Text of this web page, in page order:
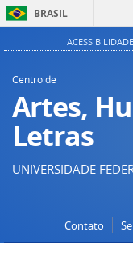
BRASIL
ACESSIBILIDADE
Centro de
Artes,
Letras
UNIVERSIDADE
Contato